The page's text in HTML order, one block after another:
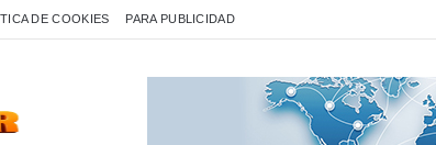
DE COOKIES PARA PUBLICIDAD